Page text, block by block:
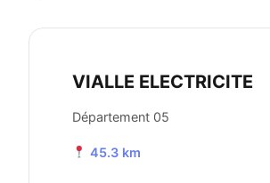
VIALLE ELECTRICITE
Département 05
45.3 km